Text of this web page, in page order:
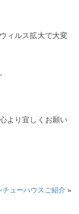
ィルス拡大で大変
より宜しくお願い
チューハウスご紹介 »